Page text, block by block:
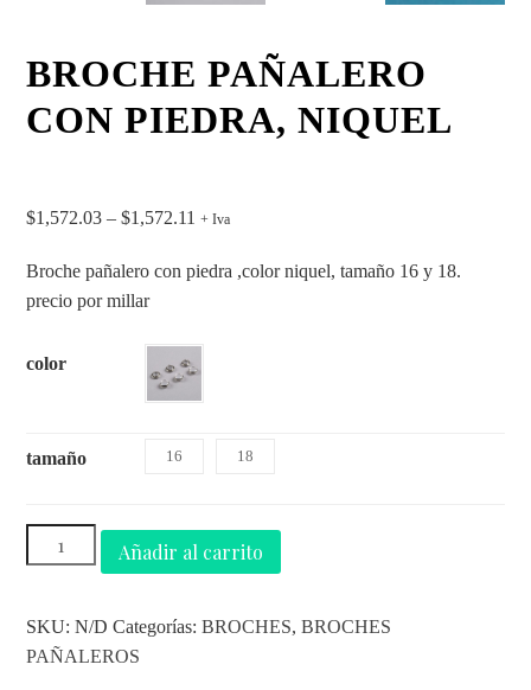
BROCHE PAÑALERO
CON PIEDRA, NIQUEL
$1,572.03 – $1,572.11 + Iva
Broche pañalero con piedra ,color niquel, tamaño 16 y 18.
precio por millar
color
tamaño 16 18
Añadir al carrito
SKU:N/D Categorías:BROCHES,BROCHES
PAÑALEROS